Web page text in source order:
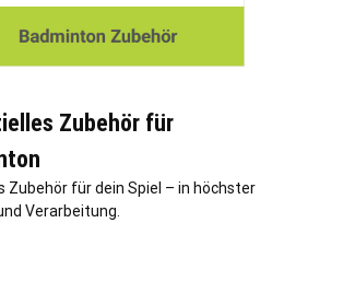
Zubehör für
Zubehör für dein Spiel – in höchster
Verarbeitung.